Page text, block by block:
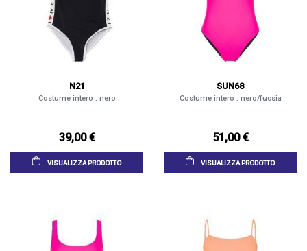
N21
Costume intero . nero
39,00 €
VISUALIZZA PRODOTTO
SUN68
Costume intero . nero/fucsia
51,00 €
VISUALIZZA PRODOTTO